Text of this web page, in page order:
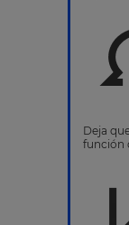
Deja
función